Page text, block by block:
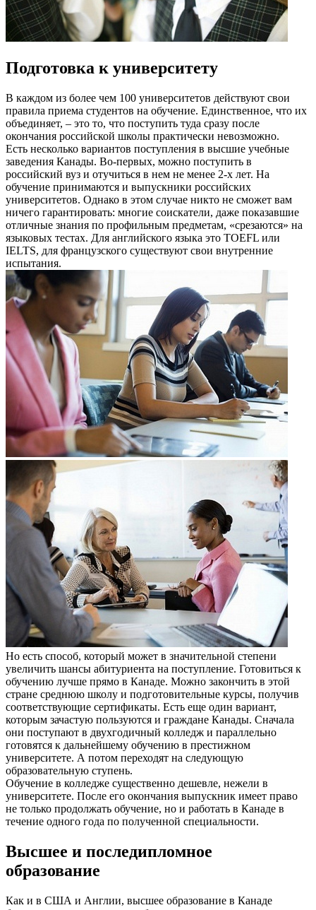
Подготовка к университету
В каждом из более чем 100 университетов действуют свои
правила приема студентов на обучение. Единственное, что их
объединяет, – это то, что поступить туда сразу после
окончания российской школы практически невозможно.
Есть несколько вариантов поступления в высшие учебные
заведения Канады. Во-первых, можно поступить в
российский вуз и отучиться в нем не менее 2-х лет. На
обучение принимаются и выпускники российских
университетов. Однако в этом случае никто не сможет вам
ничего гарантировать: многие соискатели, даже показавшие
отличные знания по профильным предметам, «срезаются» на
языковых тестах. Для английского языка это TOEFL или
IELTS, для французского существуют свои внутренние
испытания.
Но есть способ, который может в значительной степени
увеличить шансы абитуриента на поступление. Готовиться к
обучению лучше прямо в Канаде. Можно закончить в этой
стране среднюю школу и подготовительные курсы, получив
соответствующие сертификаты. Есть еще один вариант,
которым зачастую пользуются и граждане Канады. Сначала
они поступают в двухгодичный колледж и параллельно
готовятся к дальнейшему обучению в престижном
университете. А потом переходят на следующую
образовательную ступень.
Обучение в колледже существенно дешевле, нежели в
университете. После его окончания выпускник имеет право
не только продолжать обучение, но и работать в Канаде в
течение одного года по полученной специальности.
Высшее и последипломное
образование
Как и в США и Англии, высшее образование в Канаде